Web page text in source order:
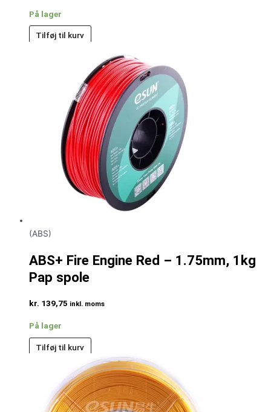
På lager
Tilføj til kurv
(ABS)
ABS+ Fire Engine Red – 1.75mm, 1kg
Pap spole
kr. 139,75 inkl. moms
På lager
Tilføj til kurv